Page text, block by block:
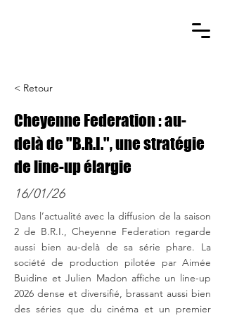
< Retour
Cheyenne Federation : au-
delà de "B.R.I.", une stratégie
de line-up élargie
16/01/26
Dans l’actualité avec la diffusion de la saison
2 de B.R.I., Cheyenne Federation regarde
aussi bien au-delà de sa série phare. La
société de production pilotée par Aimée
Buidine et Julien Madon affiche un line-up
2026 dense et diversifié, brassant aussi bien
des séries que du cinéma et un premier